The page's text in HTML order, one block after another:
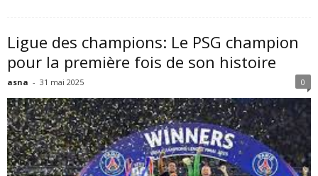
Ligue des champions: Le PSG champion
pour la première fois de son histoire
asna - 31 mai 2025 0